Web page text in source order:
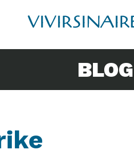
BLOG